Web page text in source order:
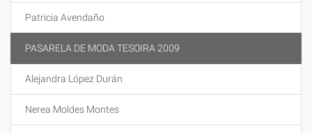
Patricia Avendaño
PASARELA DE MODA TESOIRA 2009
Alejandra López Durán
Nerea Moldes Montes